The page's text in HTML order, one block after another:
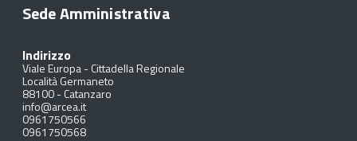
Sede Amministrativa
Indirizzo
Viale Europa - Cittadella Regionale
Località Germaneto
88100-Catanzaro
info@arcea.it
0961750566
0961750568